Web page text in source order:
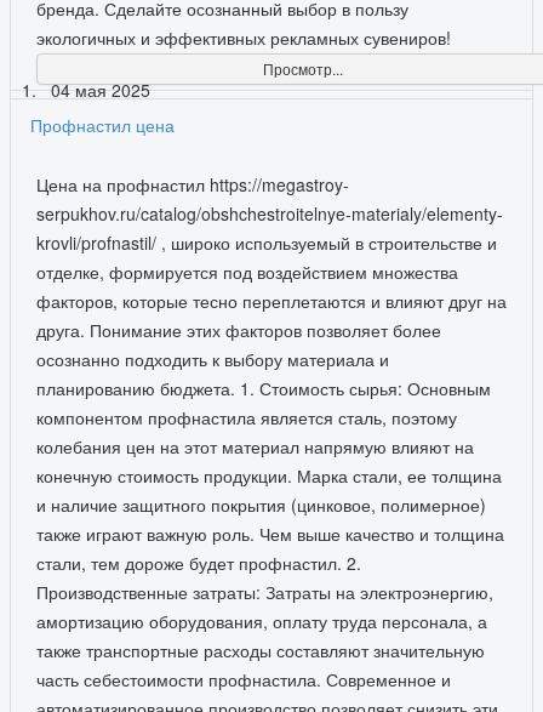
бренда. Сделайте осознанный выбор в пользу
экологичных и эффективных рекламных сувениров!
Просмотр...
04 мая 2025
Профнастил цена
Цена на профнастил https://megastroy-
serpukhov.ru/catalog/obshchestroitelnye-materialy/elementy-
krovli/profnastil/ , широко используемый в строительстве и
отделке, формируется под воздействием множества
факторов, которые тесно переплетаются и влияют друг на
друга. Понимание этих факторов позволяет более
осознанно подходить к выбору материала и
планированию бюджета. 1. Стоимость сырья: Основным
компонентом профнастила является сталь, поэтому
колебания цен на этот материал напрямую влияют на
конечную стоимость продукции. Марка стали, ее толщина
и наличие защитного покрытия (цинковое, полимерное)
также играют важную роль. Чем выше качество и толщина
стали, тем дороже будет профнастил. 2.
Производственные затраты: Затраты на электроэнергию,
амортизацию оборудования, оплату труда персонала, а
также транспортные расходы составляют значительную
часть себестоимости профнастила. Современное и